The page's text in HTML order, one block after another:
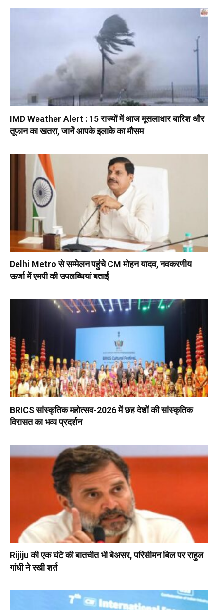
IMD Weather Alert : 15 राज्यों में आज मूसलाधार बारिश और
तूफान का खतरा, जानें आपके इलाके का मौसम
Delhi Metro से सम्मेलन पहुंचे CM मोहन यादव, नवकरणीय
ऊर्जा में एमपी की उपलब्धियां बताईं
BRICS सांस्कृतिक महोत्सव-2026 में छह देशों की सांस्कृतिक
विरासत का भव्य प्रदर्शन
Rijiju की एक घंटे की बातचीत भी बेअसर, परिसीमन बिल पर राहुल
गांधी ने रखी शर्त